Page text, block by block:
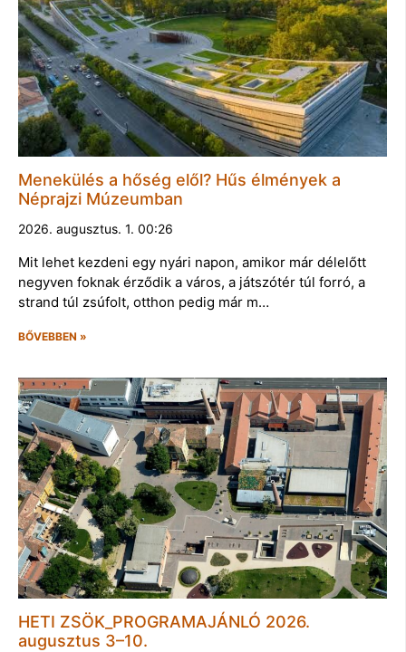
Menekülés a hőség elől? Hűs élmények a
Néprajzi Múzeumban
2026. augusztus. 1. 00:26
Mit lehet kezdeni egy nyári napon, amikor már délelőtt
negyven foknak érződik a város, a játszótér túl forró, a
strand túl zsúfolt, otthon pedig már m…
BŐVEBBEN »
HETI ZSÖK_PROGRAMAJÁNLÓ 2026.
augusztus 3–10.